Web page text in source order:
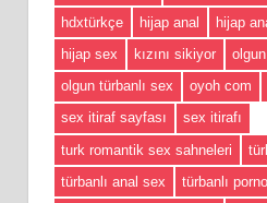
hdxtürkçe
hijap anal hijap
hijap sex
kızını sikiyor
olgun türbanlı sex
oyoh com
sex itiraf sayfası
sex itirafı
turk romantik sex sahneleri
türbanlı anal sex
türbanlı porno